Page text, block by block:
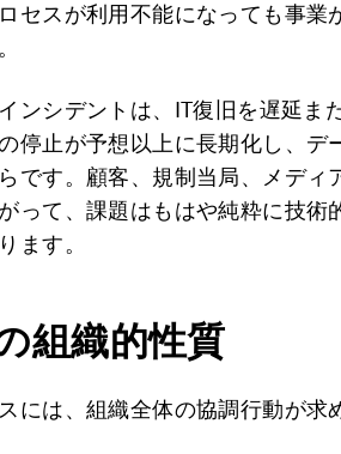
セスが利用不能になっても事業
ンシデントは、IT復旧を遅延ま
停止が予想以上に長期化し、デ
です。顧客、規制当局、メディ
って、課題はもはや純粋に技術
ます。
組織的性質
には、組織全体の協調行動が求